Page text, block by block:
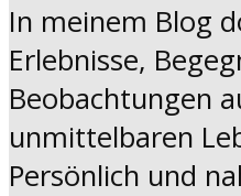
In meinem Blog
Erlebnisse,
Beobachtungen
unmittelbaren
Persönlich und